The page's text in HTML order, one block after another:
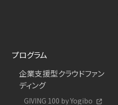
プログラム
企業支援型クラウドファン
ディング
GIVING 100 by Yogibo